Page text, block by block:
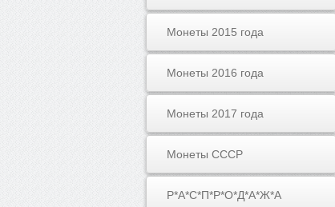
Монеты 2015 года
Монеты 2016 года
Монеты 2017 года
Монеты СССР
Р*А*С*П*Р*О*Д*А*Ж*А